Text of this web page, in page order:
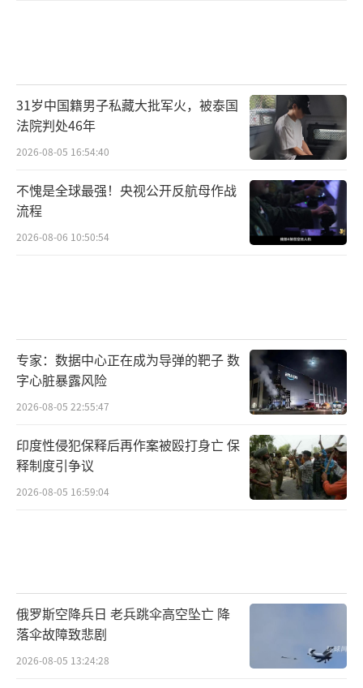
31岁中国籍男子私藏大批军火，被泰国
法院判处46年
2026-08-05 16:54:40
不愧是全球最强！央视公开反航母作战
流程
2026-08-06 10:50:54
专家：数据中心正在成为导弹的靶子 数
字心脏暴露风险
2026-08-05 22:55:47
印度性侵犯保释后再作案被殴打身亡 保
释制度引争议
2026-08-05 16:59:04
俄罗斯空降兵日 老兵跳伞高空坠亡 降
落伞故障致悲剧
2026-08-05 13:24:28